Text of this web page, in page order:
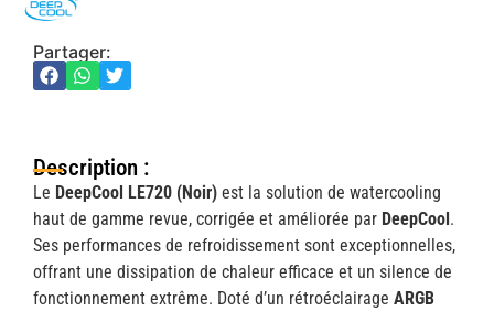
Partager:
Description :
Le DeepCool LE720 (Noir) est la solution de watercooling
haut de gamme revue, corrigée et améliorée par DeepCool .
Ses performances de refroidissement sont exceptionnelles,
offrant une dissipation de chaleur efficace et un silence de
fonctionnement extrême. Doté d’un rétroéclairage ARGB